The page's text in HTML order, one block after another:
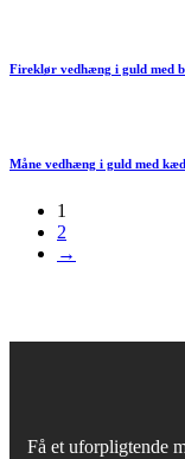
Fireklør vedhæng i guld med
Måne vedhæng i guld med
1
2
→
Få et uforpligtende